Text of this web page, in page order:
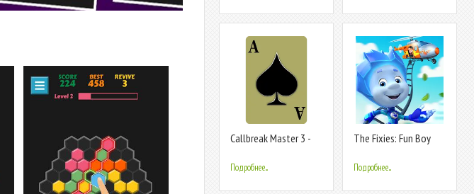
Callbreak Master 3 -
Подробнее...
The Fixies: Fun Boy
Подробнее...